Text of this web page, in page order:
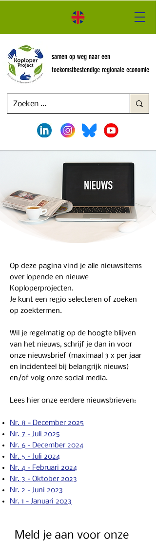
samen op weg naar een
toekomstbestendige regionale economie
Op deze pagina vind je alle nieuwsitems
over lopende en nieuwe
Koploperprojecten.
Je kunt een regio selecteren of zoeken
op zoektermen.
Wil je regelmatig op de hoogte blijven
van het nieuws, schrijf je dan in voor
onze nieuwsbrief (maximaal 3 x per jaar
en incidenteel bij belangrijk nieuws)
en/of volg onze social media.
Lees hier onze eerdere nieuwsbrieven:
Nr. 8 - December 2025
Nr. 7 - Juli 2025
Nr. 6 - December 2024
Nr. 5 - Juli 2024
Nr. 4 - Februari 2024
Nr. 3 - Oktober 2023
Nr. 2 - Juni 2023
Nr. 1 - Januari 2023
Meld je aan voor onze